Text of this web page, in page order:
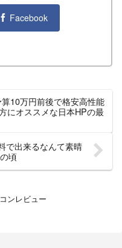
Facebook
10万円前後で格安高性能
にオススメな日本HPの最
で出来るなんて素晴
頃
ンレビュー